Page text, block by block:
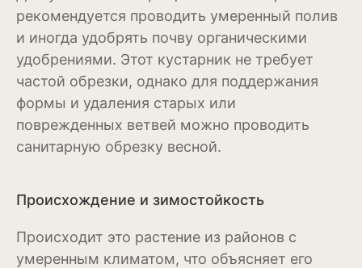
Буддлея
Бузина
Вейгела
Дёрен
Ель
рекомендуется проводить умеренный полив
и иногда удобрять почву органическими
удобрениями. Этот кустарник не требует
частой обрезки, однако для поддержания
формы и удаления старых или
поврежденных ветвей можно проводить
санитарную обрезку весной.
Происхождение и зимостойкость
Происходит это растение из районов с
умеренным климатом, что объясняет его